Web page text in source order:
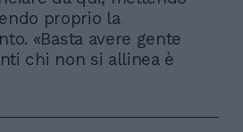
proprio la
«Basta avere gente
chi non si allinea è